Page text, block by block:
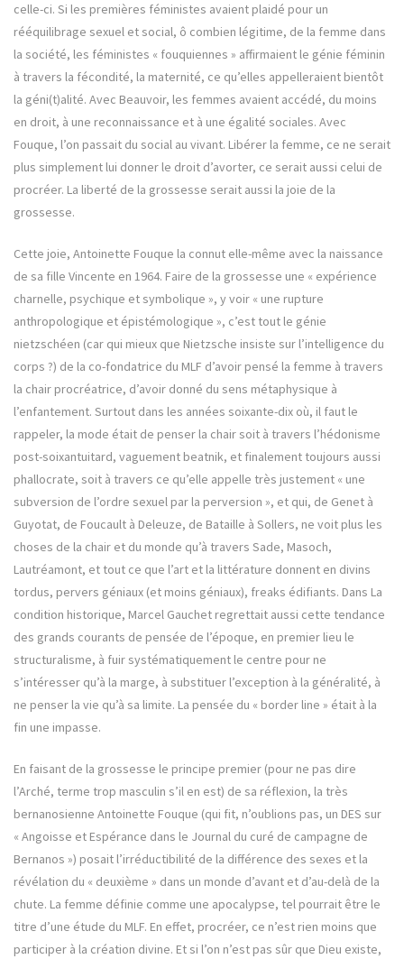
celle-ci. Si les premières féministes avaient plaidé pour un
rééquilibrage sexuel et social, ô combien légitime, de la femme dans
la société, les féministes « fouquiennes » affirmaient le génie féminin
à travers la fécondité, la maternité, ce qu’elles appelleraient bientôt
la géni(t)alité. Avec Beauvoir, les femmes avaient accédé, du moins
en droit, à une reconnaissance et à une égalité sociales. Avec
Fouque, l’on passait du social au vivant. Libérer la femme, ce ne serait
plus simplement lui donner le droit d’avorter, ce serait aussi celui de
procréer. La liberté de la grossesse serait aussi la joie de la
grossesse.
Cette joie, Antoinette Fouque la connut elle-même avec la naissance
de sa fille Vincente en 1964. Faire de la grossesse une « expérience
charnelle, psychique et symbolique », y voir « une rupture
anthropologique et épistémologique », c’est tout le génie
nietzschéen (car qui mieux que Nietzsche insiste sur l’intelligence du
corps ?) de la co-fondatrice du MLF d’avoir pensé la femme à travers
la chair procréatrice, d’avoir donné du sens métaphysique à
l’enfantement. Surtout dans les années soixante-dix où, il faut le
rappeler, la mode était de penser la chair soit à travers l’hédonisme
post-soixantuitard, vaguement beatnik, et finalement toujours aussi
phallocrate, soit à travers ce qu’elle appelle très justement « une
subversion de l’ordre sexuel par la perversion », et qui, de Genet à
Guyotat, de Foucault à Deleuze, de Bataille à Sollers, ne voit plus les
choses de la chair et du monde qu’à travers Sade, Masoch,
Lautréamont, et tout ce que l’art et la littérature donnent en divins
tordus, pervers géniaux (et moins géniaux), freaks édifiants. Dans La
condition historique, Marcel Gauchet regrettait aussi cette tendance
des grands courants de pensée de l’époque, en premier lieu le
structuralisme, à fuir systématiquement le centre pour ne
s’intéresser qu’à la marge, à substituer l’exception à la généralité, à
ne penser la vie qu’à sa limite. La pensée du « border line » était à la
fin une impasse.
En faisant de la grossesse le principe premier (pour ne pas dire
l’Arché, terme trop masculin s’il en est) de sa réflexion, la très
bernanosienne Antoinette Fouque (qui fit, n’oublions pas, un DES sur
« Angoisse et Espérance dans le Journal du curé de campagne de
Bernanos ») posait l’irréductibilité de la différence des sexes et la
révélation du « deuxième » dans un monde d’avant et d’au-delà de la
chute. La femme définie comme une apocalypse, tel pourrait être le
titre d’une étude du MLF. En effet, procréer, ce n’est rien moins que
participer à la création divine. Et si l’on n’est pas sûr que Dieu existe,